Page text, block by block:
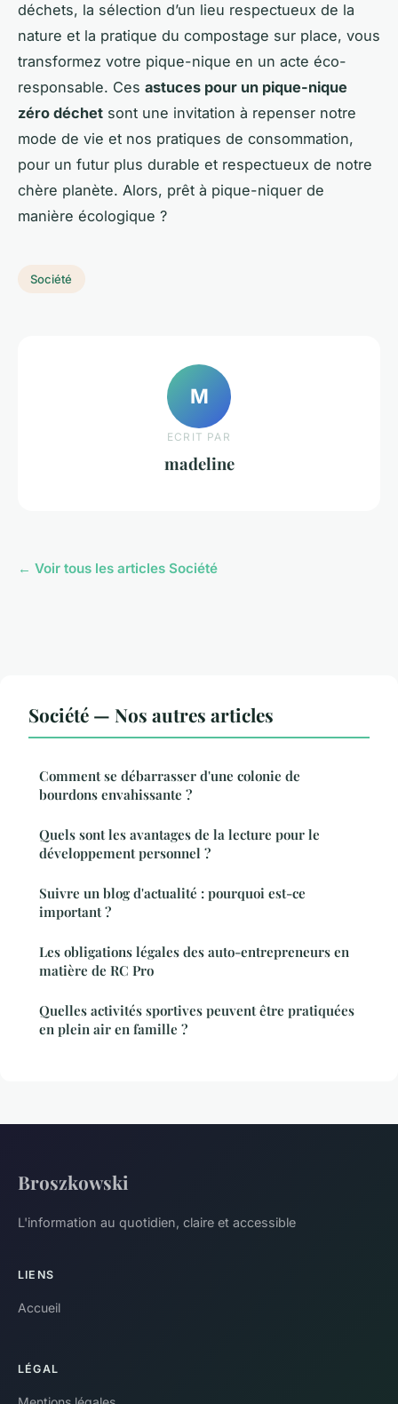
déchets, la sélection d’un lieu respectueux de la
nature et la pratique du compostage sur place, vous
transformez votre pique-nique en un acte éco-
responsable. Ces astuces pour un pique-nique
zéro déchet sont une invitation à repenser notre
mode de vie et nos pratiques de consommation,
pour un futur plus durable et respectueux de notre
chère planète. Alors, prêt à pique-niquer de
manière écologique ?
Société
M
ECRIT PAR
madeline
← Voir tous les articles Société
Société — Nos autres articles
Comment se débarrasser d'une colonie de
bourdons envahissante ?
Quels sont les avantages de la lecture pour le
développement personnel ?
Suivre un blog d'actualité : pourquoi est-ce
important ?
Les obligations légales des auto-entrepreneurs en
matière de RC Pro
Quelles activités sportives peuvent être pratiquées
en plein air en famille ?
Broszkowski
L'information au quotidien, claire et accessible
LIENS
Accueil
LÉGAL